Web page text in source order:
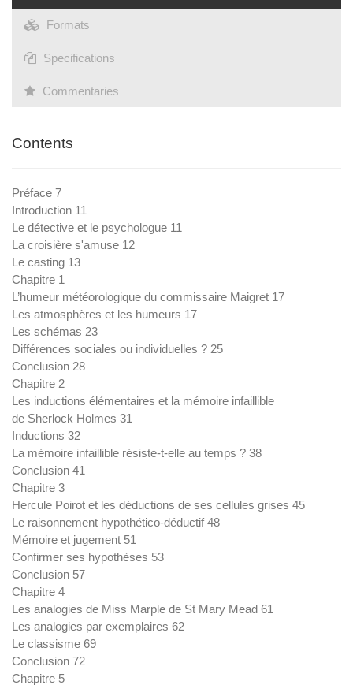
Formats
Specifications
Commentaries
Contents
Préface 7
Introduction 11
Le détective et le psychologue 11
La croisière s'amuse 12
Le casting 13
Chapitre 1
L’humeur météorologique du commissaire Maigret 17
Les atmosphères et les humeurs 17
Les schémas 23
Différences sociales ou individuelles ? 25
Conclusion 28
Chapitre 2
Les inductions élémentaires et la mémoire infaillible
de Sherlock Holmes 31
Inductions 32
La mémoire infaillible résiste-t-elle au temps ? 38
Conclusion 41
Chapitre 3
Hercule Poirot et les déductions de ses cellules grises 45
Le raisonnement hypothético-déductif 48
Mémoire et jugement 51
Confirmer ses hypothèses 53
Conclusion 57
Chapitre 4
Les analogies de Miss Marple de St Mary Mead 61
Les analogies par exemplaires 62
Le classisme 69
Conclusion 72
Chapitre 5